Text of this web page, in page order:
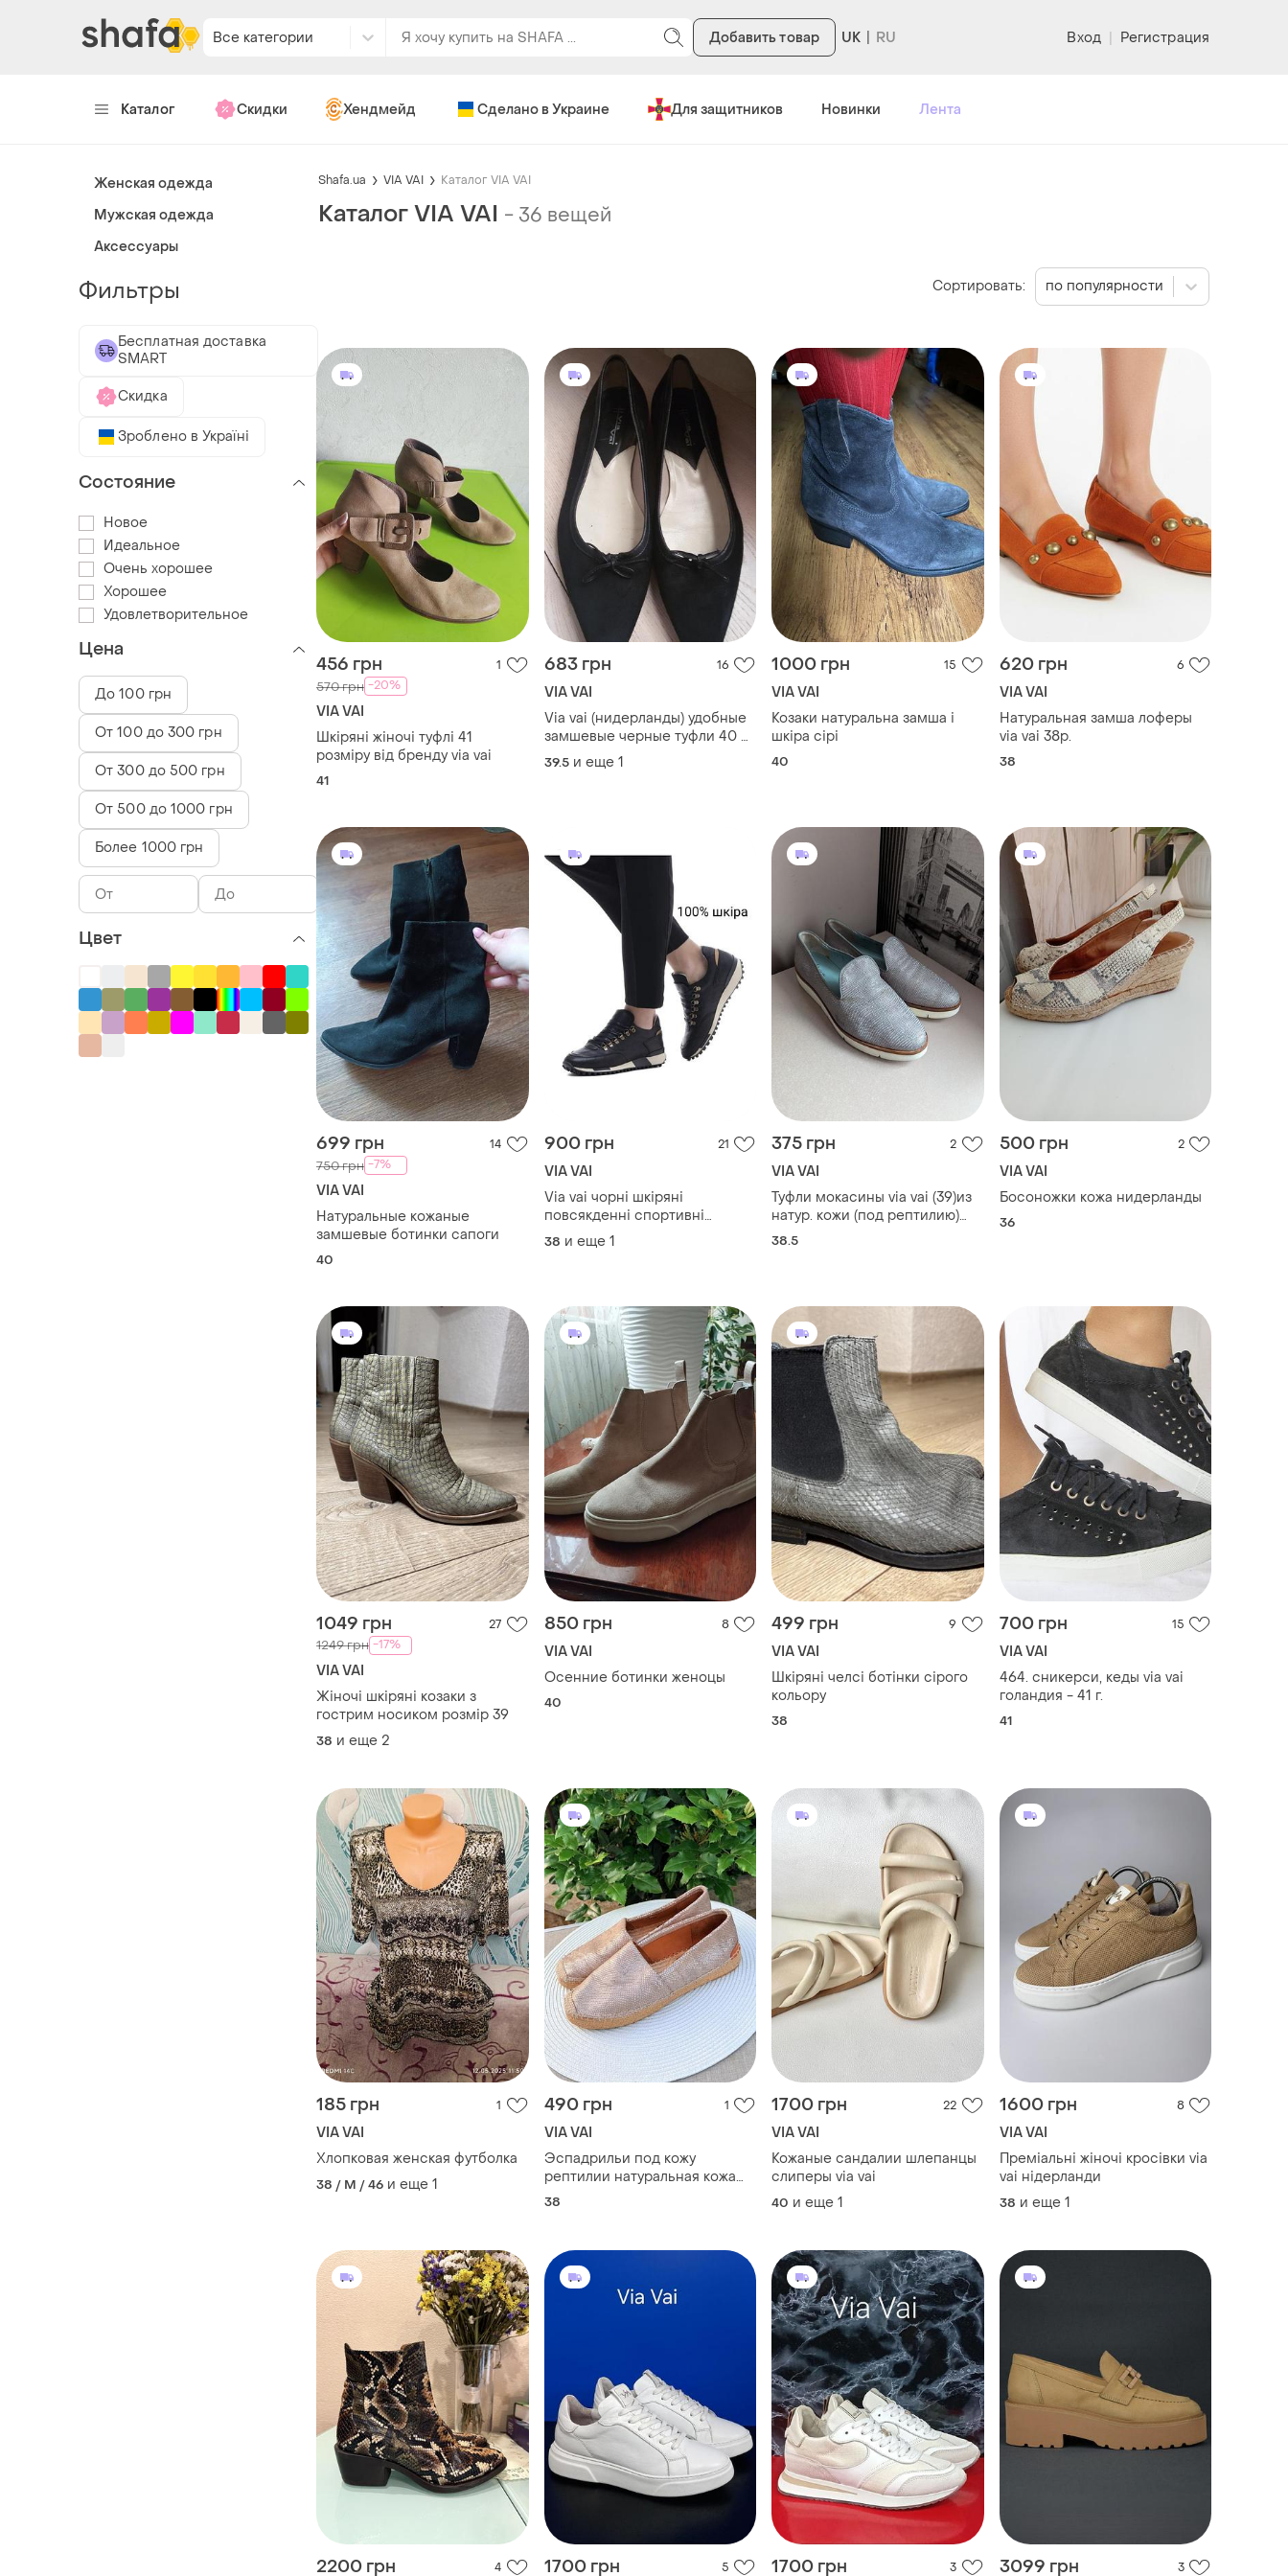
Все категории Добавить товар UK Вход | Регистрация
Каталог Скидки Хендмейд Сделано в Украине Для защитников Новинки Лента
Shafa.ua VIA VAI Каталог VIA VAI
Каталог VIA VAI - 36 вещей
456 грн 1
570 грн -20%
VIA VAI
Шкіряні жіночі туфлі 41
розміру від бренду via vai
41
683 грн 16
VIA VAI
Via vai (нидерланды) удобные
замшевые черные туфли 40 р.
(26,2см)
39.5 и еще 1
1000 грн 15
VIA VAI
Козаки натуральна замша і
шкіра сірі
40
620 грн 6
VIA VAI
Натуральная замша лоферы
via vai 38р.
38
699 грн 14
750 грн -7%
VIA VAI
Натуральные кожаные
замшевые ботинки сапоги
40
900 грн 21
VIA VAI
Via vai чорні шкіряні
повсякденні спортивні
кросівки кеди натуральна
шкіра р. 35.5-39
38 и еще 1
375 грн 2
VIA VAI
Туфли мокасины via vai (39)из
натур. кожи (под рептилию)
женские оригинал женские
38.5
500 грн 2
VIA VAI
Босоножки кожа нидерланды
36
1049 грн 27
1249 грн -17%
VIA VAI
Жіночі шкіряні козаки з
гострим носиком розмір 39
38 и еще 2
850 грн 8
VIA VAI
Осенние ботинки женоцы
40
499 грн 9
VIA VAI
Шкіряні челсі ботінки сірого
кольору
38
700 грн 15
VIA VAI
464. сникерси, кеды via vai
голандия - 41 г.
41
185 грн 1
VIA VAI
Хлопковая женская футболка
38 / M / 46 и еще 1
490 грн 1
VIA VAI
Эспадрильи под кожу
рептилии натуральная кожа
via vaivai
38
1700 грн 22
VIA VAI
Кожаные сандалии шлепанцы
слиперы via vai
40 и еще 1
1600 грн 8
VIA VAI
Преміальні жіночі кросівки via
vai нідерланди
38 и еще 1
2200 грн 4 1700 грн 5 1700 грн 3 3099 грн 3
Сортировать: по популярности
Женская одежда
Мужская одежда
Аксессуары
Фильтры
Бесплатная доставка
SMART
Скидка
Зроблено в Україні
Состояние
Новое
Идеальное
Очень хорошее
Хорошее
Удовлетворительное
Цена
До 100 грн
От 100 до 300 грн
От 300 до 500 грн
От 500 до 1000 грн
Более 1000 грн
Цвет